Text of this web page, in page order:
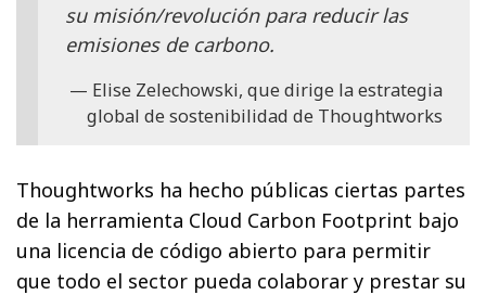
su misión/revolución para reducir las
emisiones de carbono.
Elise Zelechowski, que dirige la estrategia
global de sostenibilidad de Thoughtworks
Thoughtworks ha hecho públicas ciertas partes
de la herramienta Cloud Carbon Footprint bajo
una licencia de código abierto para permitir
que todo el sector pueda colaborar y prestar su